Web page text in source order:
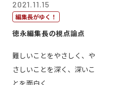
2021.11.15
編集長がゆく！
徳永編集長の視点論点
難しいことをやさしく、や
さしいことを深く、深いこ
とを面白く